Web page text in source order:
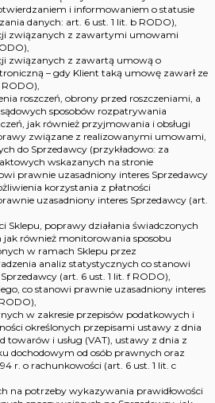
i informowaniem o statusie
danych: art. 6 ust. 1 lit. b RODO),
związanych z zawartymi umowami
związanych z zawartą umową o
– gdy Klient taką umowę zawarł ze
roszczeń, obrony przed roszczeniami, a
sposobów rozpatrywania
jak również przyjmowania i obsługi
związane z realizowanymi umowami,
do Sprzedawcy (przykładowo: za
wskazanych na stronie
prawnie uzasadniony interes Sprzedawcy
korzystania z płatności
uzasadniony interes Sprzedawcy (art.
poprawy działania świadczonych
jak również monitorowania sposobu
w ramach Sklepu przez
analiz statystycznych co stanowi
(art. 6 ust. 1 lit. f RODO),
co stanowi prawnie uzasadniony interes
w zakresie przepisów podatkowych i
określonych przepisami ustawy z dnia
towarów i usług (VAT), ustawy z dnia z
dochodowym od osób prawnych oraz
r. o rachunkowości (art. 6 ust. 1 lit. c
na potrzeby wykazywania prawidłowości